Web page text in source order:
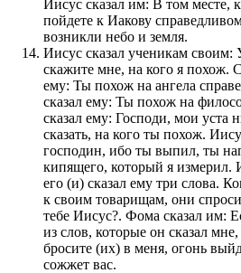
Иисус сказал им: В том месте,
пойдете к Иакову
возникли небо и земля.
Иисус сказал ученикам своим:
скажите мне, на кого я похож.
ему: Ты похож на ангела
сказал ему: Ты похож на
сказал ему: Господи, мои уста
сказать, на кого ты похож.
господин, ибо ты выпил, ты
кипящего, который я измерил.
его (и) сказал ему три слова.
к своим товарищам, они
тебе Иисус?. Фома сказал им:
из слов, которые он сказал
бросите (их) в меня, огонь
сожжет вас.